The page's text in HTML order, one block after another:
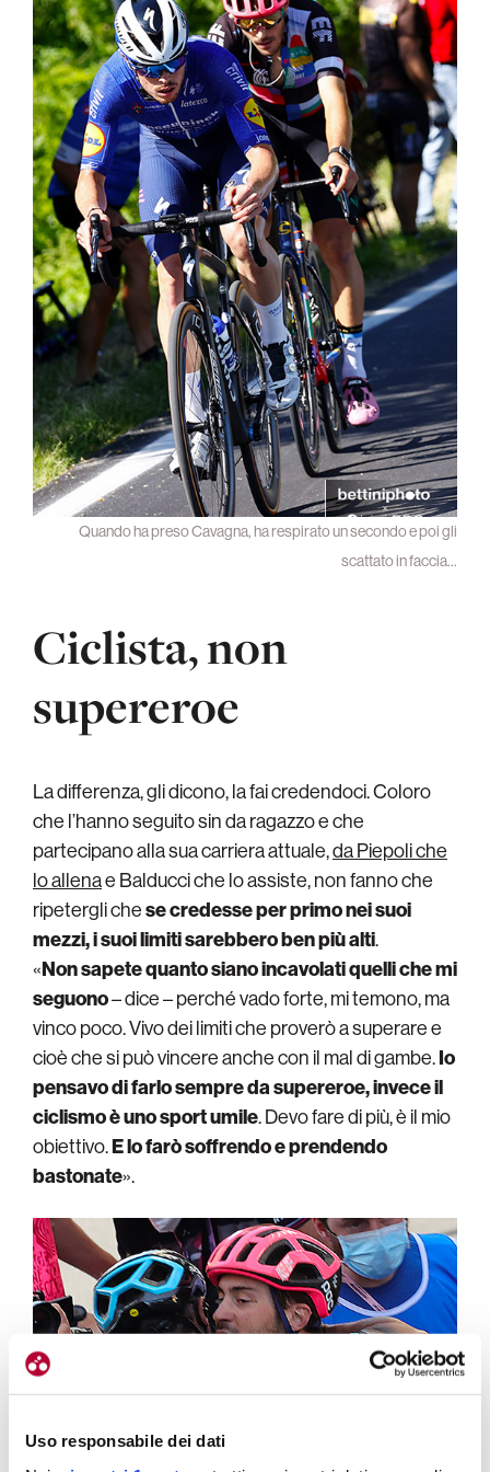
Uso responsabile dei dati
Quando ha preso Cavagna, ha respirato un secondo e poi gli
scattato in faccia…
Ciclista, non
supereroe
La differenza, gli dicono, la fai credendoci. Coloro
che l’hanno seguito sin da ragazzo e che
partecipano alla sua carriera attuale,da Piepoli che
lo allenae Balducci che lo assiste, non fanno che
ripetergli chese credesse per primo nei suoi
mezzi, i suoi limiti sarebbero ben più alti.
«Non sapete quanto siano incavolati quelli che mi
seguono– dice – perché vado forte, mi temono, ma
vinco poco. Vivo dei limiti che proverò a superare e
cioè che si può vincere anche con il mal di gambe.Io
pensavo di farlo sempre da supereroe, invece il
ciclismo è uno sport umile. Devo fare di più, è il mio
obiettivo.E lo farò soffrendo e prendendo
bastonate».